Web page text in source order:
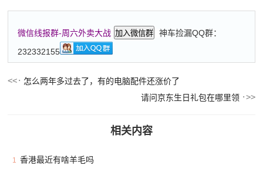
微信线报群-周六外卖大战 加入微信群
神车捡漏QQ群：
232332155
怎么两年多过去了，有的电脑配件还涨价了
请问京东生日礼包在哪里领
相关内容
1 香港最近有啥羊毛吗